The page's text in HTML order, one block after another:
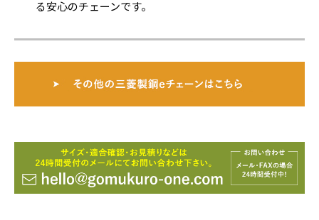
る安心のチェーンです。